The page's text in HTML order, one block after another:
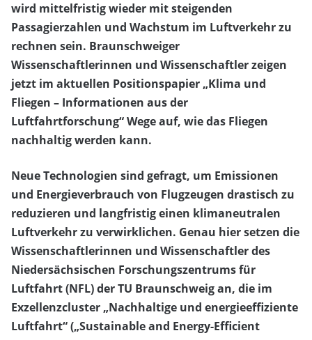
wird mittelfristig wieder mit steigenden
Passagierzahlen und Wachstum im Luftverkehr zu
rechnen sein. Braunschweiger
Wissenschaftlerinnen und Wissenschaftler zeigen
jetzt im aktuellen Positionspapier „Klima und
Fliegen – Informationen aus der
Luftfahrtforschung“ Wege auf, wie das Fliegen
nachhaltig werden kann.
Neue Technologien sind gefragt, um Emissionen
und Energieverbrauch von Flugzeugen drastisch zu
reduzieren und langfristig einen klimaneutralen
Luftverkehr zu verwirklichen. Genau hier setzen die
Wissenschaftlerinnen und Wissenschaftler des
Niedersächsischen Forschungszentrums für
Luftfahrt (NFL) der TU Braunschweig an, die im
Exzellenzcluster „Nachhaltige und energieeffiziente
Luftfahrt“ („Sustainable and Energy-Efficient